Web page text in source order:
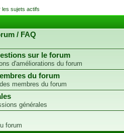
les sujets actifs
/ FAQ
sur le forum
d'améliorations du forum
du forum
membres du forum
générales
forum